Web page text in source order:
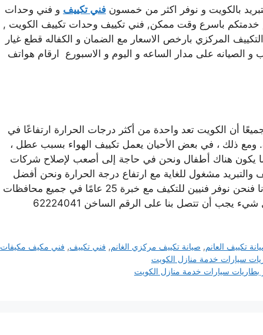
بالكويت و نوفر اكثر من خمسون فني تكييف و فني وحدات
خدمتكم باسرع وقت ممكن, فني تكييف وحدات تكييف الكويت ,
المركزي بارخص الاسعار مع الضمان و الكفاله قطع غيار
و الصيانه على مدار الساعه و اليوم و الاسبورع ارقام هواتف
أن الكويت تعد واحدة من أكثر درجات الحرارة ارتفاعًا في
ومع ذلك ، في بعض الأحيان يعمل تكييف الهواء بسبب عطل ،
يكون هناك أطفال ونحن في حاجة إلى أصعب لإصلاح شركات
والتبريد مشغول للغاية مع ارتفاع درجة الحرارة ونحن أفضل
شركة لتكييف الهواء في الكويت ، كما ذكرنا فنحن نوفر فنيين للتكيف مع خبرة 25 عامًا في جميع محافظات
يجب أن تتصل بنا على الرقم الساخن 62224041
تكييف العانم, صيانة تكييف مركزي الغانم, فني تكييف, فني مكيف مكيفات